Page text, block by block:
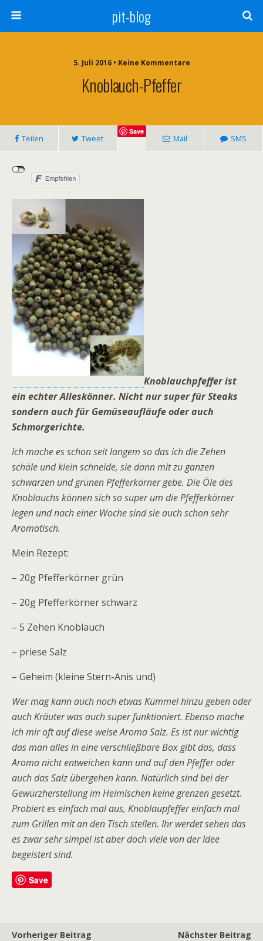
pit-blog
5. Juli 2016 • Keine Kommentare
Knoblauch-Pfeffer
Teilen Tweet
Save
Mail SMS
Knoblauchpfeffer ist
ein echter Alleskönner. Nicht nur super für Steaks
sondern auch für Gemüseaufläufe oder auch
Schmorgerichte.
Ich mache es schon seit langem so das ich die Zehen
schäle und klein schneide, sie dann mit zu ganzen
schwarzen und grünen Pfefferkörner gebe. Die Öle des
Knoblauchs können sich so super um die Pfefferkörner
legen und nach einer Woche sind sie auch schon sehr
Aromatisch.
Mein Rezept:
– 20g Pfefferkörner grün
– 20g Pfefferkörner schwarz
– 5 Zehen Knoblauch
– priese Salz
– Geheim (kleine Stern-Anis und)
Wer mag kann auch noch etwas Kümmel hinzu geben oder
auch Kräuter was auch super funktioniert. Ebenso mache
ich mir oft auf diese weise Aroma Salz. Es ist nur wichtig
das man alles in eine verschließbare Box gibt das, dass
Aroma nicht entweichen kann und auf den Pfeffer oder
auch das Salz übergehen kann. Natürlich sind bei der
Gewürzherstellung im Heimischen keine grenzen gesetzt.
Probiert es einfach mal aus, Knoblaupfeffer einfach mal
zum Grillen mit an den Tisch stellen. Ihr werdet sehen das
es zwar sehr simpel ist aber doch viele von der Idee
begeistert sind.
Save
Vorheriger Beitrag
Nächster Beitrag